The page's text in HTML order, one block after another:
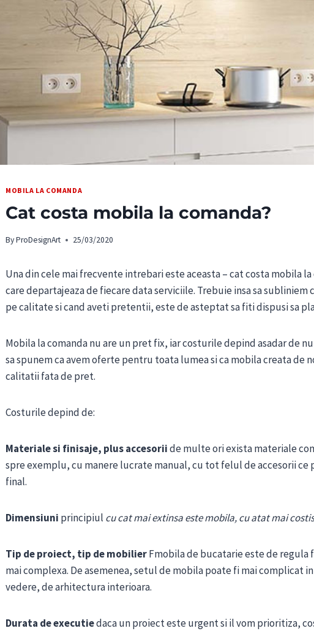
MOBILA LA COMANDA
Cat costa mobila la comanda?
ByProDesignArt 25/03/2020
Una din cele mai frecvente intrebari este aceasta – cat costa mobila
care departajeaza de fiecare data serviciile. Trebuie insa sa subliniem
pe calitate si cand aveti pretentii, este de asteptat sa fiti dispusi sa
Mobila la comanda nu are un pret fix, iar costurile depind asadar de
sa spunem ca avem oferte pentru toata lumea si ca mobila creata de
calitatii fata de pret.
Costurile depind de:
Materiale si finisaje, plus accesoriide multe ori exista materiale
spre exemplu, cu manere lucrate manual, cu tot felul de accesorii ce
final.
Dimensiuni principiul cu cat mai extinsa este mobila, cu atat mai
Tip de proiect, tip de mobilierFmobila de bucatarie este de
mai complexa. De asemenea, setul de mobila poate fi mai complicat
vedere, de arhitectura interioara.
Durata de executiedaca un proiect este urgent si il vom prioritiza,